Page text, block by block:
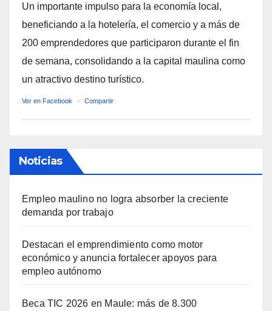
Un importante impulso para la economía local,
beneficiando a la hotelería, el comercio y a más de
200 emprendedores que participaron durante el fin
de semana, consolidando a la capital maulina como
un atractivo destino turístico.
Ver en Facebook · Compartir
Noticias
Empleo maulino no logra absorber la creciente
demanda por trabajo
Destacan el emprendimiento como motor
económico y anuncia fortalecer apoyos para
empleo autónomo
Beca TIC 2026 en Maule: más de 8.300